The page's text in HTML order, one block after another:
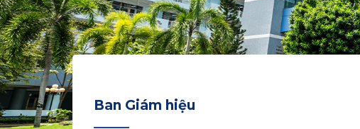
Ban Giám hiệu